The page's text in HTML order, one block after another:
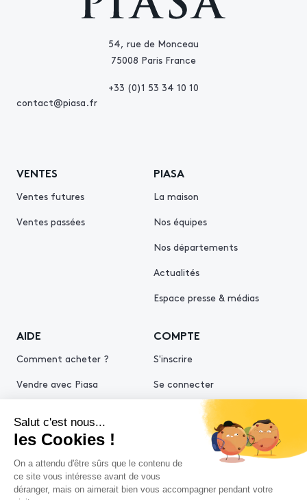
54, rue de Monceau
75008 Paris France
+33 (0)1 53 34 10 10
contact@piasa.fr
VENTES
Ventes futures
Ventes passées
PIASA
La maison
Nos équipes
Nos départements
Actualités
Espace presse & médias
AIDE
Comment acheter ?
Vendre avec Piasa
COMPTE
S'inscrire
Se connecter